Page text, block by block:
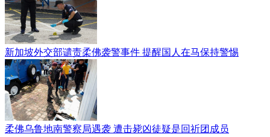
新加坡外交部谴责柔佛袭警事件 提醒国人在马保持警惕
柔佛乌鲁地南警察局遇袭 遭击毙凶徒疑是回祈团成员